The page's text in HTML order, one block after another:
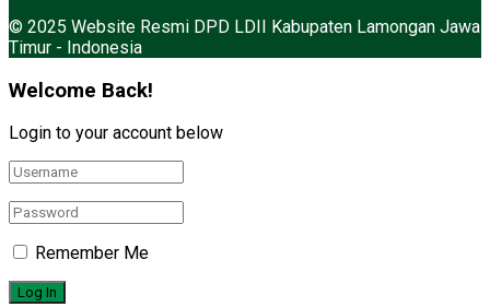
© 2025 Website Resmi DPD LDII Kabupaten Lamongan Jawa
Timur - Indonesia
Welcome Back!
Login to your account below
Remember Me